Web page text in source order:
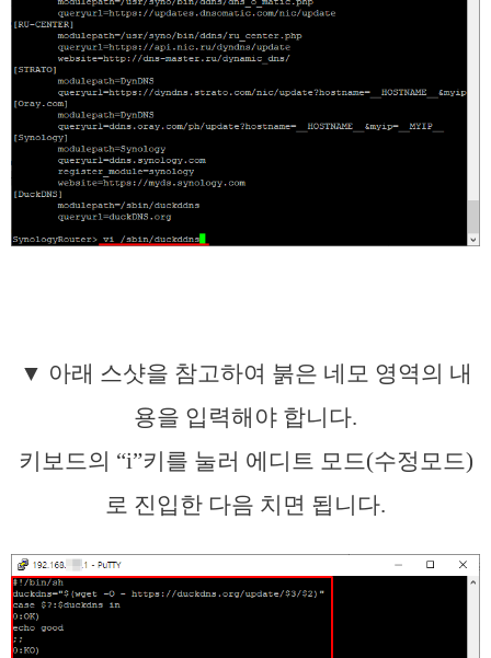
▼ 아래 스샷을 참고하여 붉은 네모 영역의 내
용을 입력해야 합니다.
키보드의 “i”키를 눌러 에디트 모드(수정모드)
로 진입한 다음 치면 됩니다.